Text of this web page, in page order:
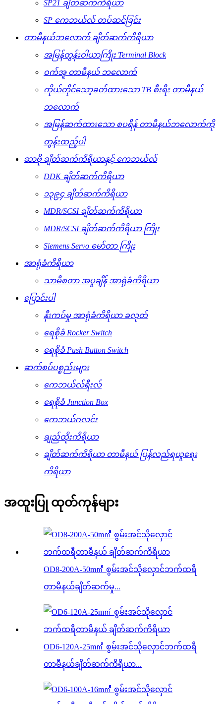
SP21 ချိတ်ဆက်ကိရိယာ
SP ကေဘယ်လ် တပ်ဆင်ခြင်း
တာမီနယ်ဘလောက် ချိတ်ဆက်ကိရိယာ
အမြန်တွန်းဝါယာကြိုး Terminal Block
ဝက်အူ တာမီနယ် ဘလောက်
ကိုယ်တိုင်သော့ခတ်ထားသော TB စီးရီး တာမီနယ်
ဘလောက်
အမြန်ဆက်ထားသော စပရိန် တာမီနယ်ဘလောက်ကို
တွန်းထည့်ပါ
ဆာဗို ချိတ်ဆက်ကိရိယာနှင့် ကေဘယ်လ်
DDK ချိတ်ဆက်ကိရိယာ
၁၃၉၄ ချိတ်ဆက်ကိရိယာ
MDR/SCSI ချိတ်ဆက်ကိရိယာ
MDR/SCSI ချိတ်ဆက်ကိရိယာ ကြိုး
Siemens Servo မော်တာ ကြိုး
အာရုံခံကိရိယာ
သာမီစတာ အပူချိန် အာရုံခံကိရိယာ
ပြောင်းပါ
နီးကပ်မှု အာရုံခံကိရိယာ ခလုတ်
ရေစိုခံ Rocker Switch
ရေစိုခံ Push Button Switch
ဆက်စပ်ပစ္စည်းများ
ကေဘယ်လ်ရီးလ်
ရေစိုခံ Junction Box
ကေဘယ်ဂလင်း
ချည်ထိုးကိရိယာ
ချိတ်ဆက်ကိရိယာ တာမီနယ် ပြန်လည်ရယူရေး
ကိရိယာ
အထူးပြု ထုတ်ကုန်များ
OD8-200A-50m㎡ စွမ်းအင်သိုလှောင်ဘက်ထရီ
တာမီနယ်ချိတ်ဆက်မှု...
OD6-120A-25m㎡ စွမ်းအင်သိုလှောင်ဘက်ထရီ
တာမီနယ်ချိတ်ဆက်ကိရိယာ...